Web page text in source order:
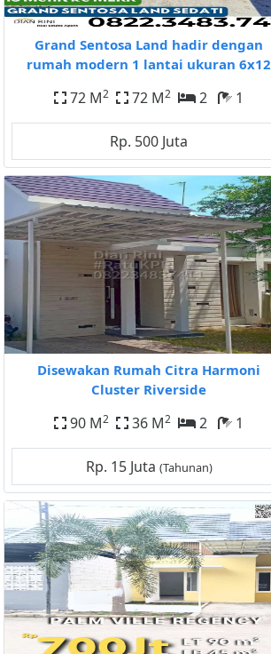
Grand Sentosa Land hadir dengan
rumah modern 1 lantai ukuran 6x12
72 M2 72 M2 2 1
Rp. 500 Juta
Disewakan Rumah Citra Harmoni
Cluster Riverside
90 M2 36 M2 2 1
Rp. 15 Juta (Tahunan)